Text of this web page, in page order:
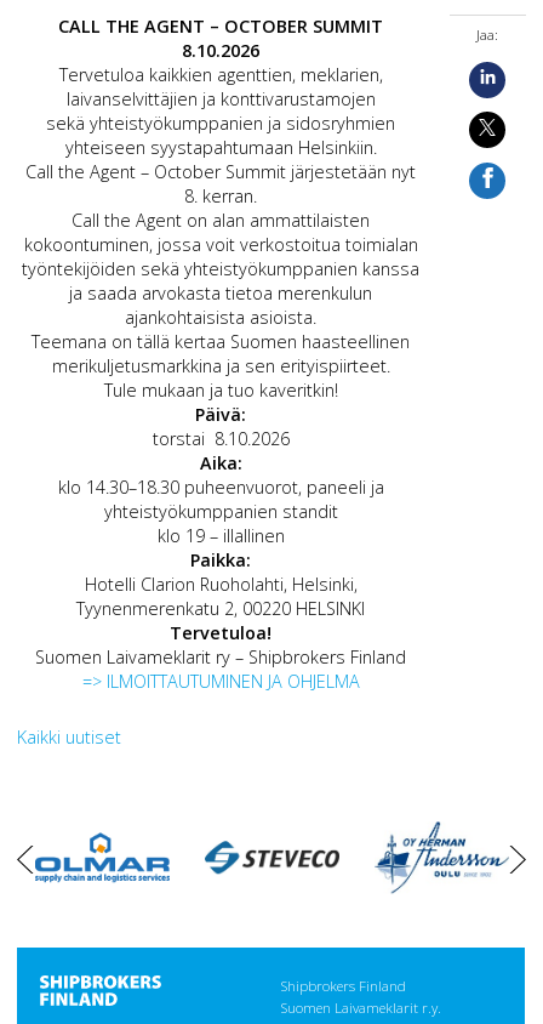
CALL THE AGENT – OCTOBER SUMMIT
8.10.2026
Tervetuloa kaikkien agenttien, meklarien,
laivanselvittäjien ja konttivarustamojen
sekä yhteistyökumppanien ja sidosryhmien
yhteiseen syystapahtumaan Helsinkiin.
Call the Agent – October Summit järjestetään nyt
8. kerran.
Call the Agent on alan ammattilaisten
kokoontuminen, jossa voit verkostoitua toimialan
työntekijöiden sekä yhteistyökumppanien kanssa
ja saada arvokasta tietoa merenkulun
ajankohtaisista asioista.
Teemana on tällä kertaa Suomen haasteellinen
merikuljetusmarkkina ja sen erityispiirteet.
Tule mukaan ja tuo kaveritkin!
Päivä:
torstai 8.10.2026
Aika:
klo 14.30–18.30 puheenvuorot, paneeli ja
yhteistyökumppanien standit
klo 19 – illallinen
Paikka:
Hotelli Clarion Ruoholahti, Helsinki,
Tyynenmerenkatu 2, 00220 HELSINKI
Tervetuloa!
Suomen Laivameklarit ry – Shipbrokers Finland
=> ILMOITTAUTUMINEN JA OHJELMA
Kaikki uutiset
Jaa:
vasen
oikea
Shipbrokers Finland
Suomen Laivameklarit r.y.